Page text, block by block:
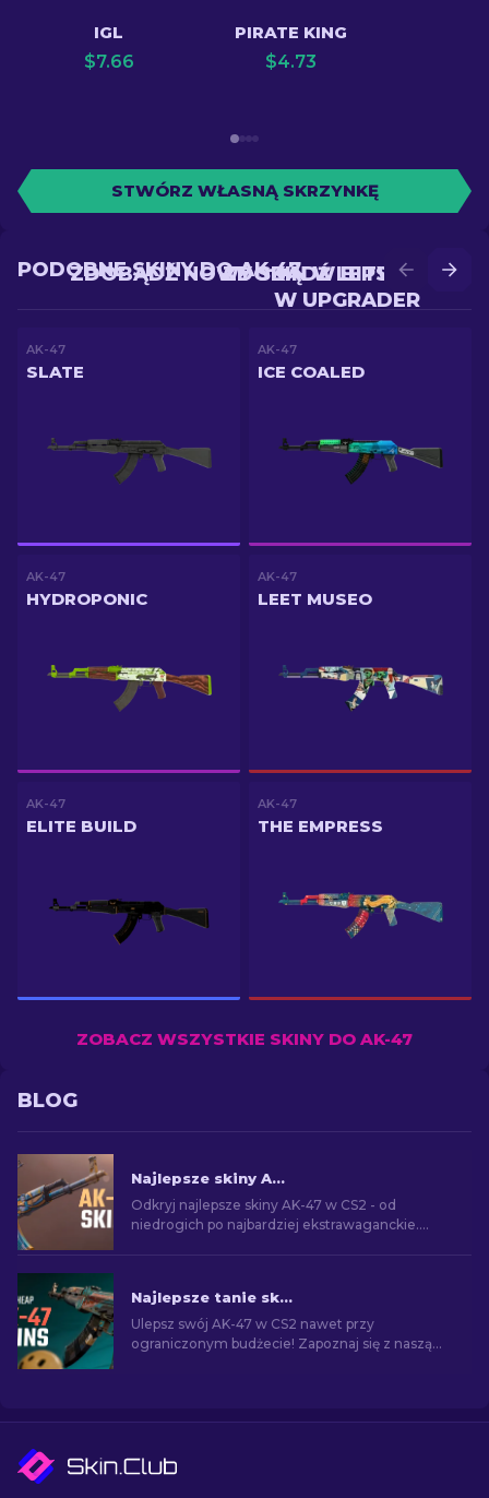
IGL
$7.66
PIRATE KING
$4.73
STWÓRZ WŁASNĄ SKRZYNKĘ
ZDOBĄDŹ LEPSZY SKIN
W UPGRADER
ZDOBĄDŹ NOWY SKIN W BITWIE
PODOBNE SKINY DO AK-47
AK-47
SLATE
AK-47
ICE COALED
AK-47
HYDROPONIC
AK-47
LEET MUSEO
AK-47
ELITE BUILD
AK-47
THE EMPRESS
ZOBACZ WSZYSTKIE SKINY DO AK-47
BLOG
Najlepsze skiny AK-47 w CS2: Od tanich do drogich
Odkryj najlepsze skiny AK-47 w CS2 - od
niedrogich po najbardziej ekstrawaganckie.
Najlepsze tanie skiny AK-47 w CS2 poniżej 10 USD
Ulepsz swój AK-47 w CS2 nawet przy
ograniczonym budżecie! Zapoznaj się z naszą